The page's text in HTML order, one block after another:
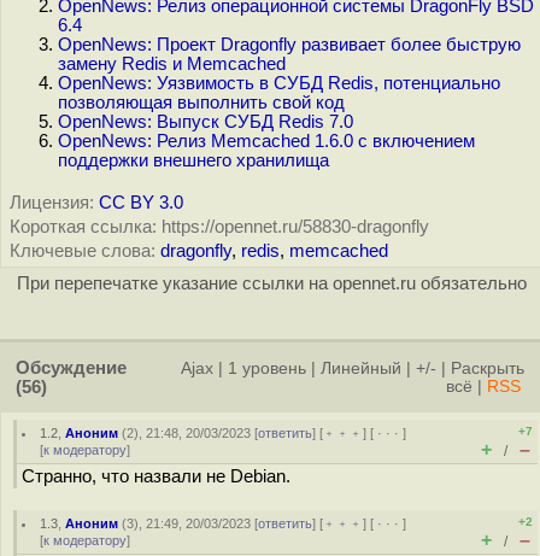
OpenNews: Релиз операционной системы DragonFly BSD
6.4
OpenNews: Проект Dragonfly развивает более быструю
замену Redis и Memcached
OpenNews: Уязвимость в СУБД Redis, потенциально
позволяющая выполнить свой код
OpenNews: Выпуск СУБД Redis 7.0
OpenNews: Релиз Memcached 1.6.0 с включением
поддержки внешнего хранилища
Лицензия: CC BY 3.0
Короткая ссылка: https://opennet.ru/58830-dragonfly
Ключевые слова: dragonfly, redis, memcached
При перепечатке указание ссылки на opennet.ru обязательно
Обсуждение
(56)
Ajax 1 уровень Линейный +/-
Раскрыть
всё
RSS
1.2 ,Аноним (2), 21:48, 20/03/2023 [ответить] [ ﹢﹢﹢] [ · · ·]
[к модератору]
+7
+ / –
Странно, что назвали не Debian.
1.3 ,Аноним (3), 21:49, 20/03/2023 [ответить] [ ﹢﹢﹢] [ · · ·]
[к модератору]
+2
+ / –